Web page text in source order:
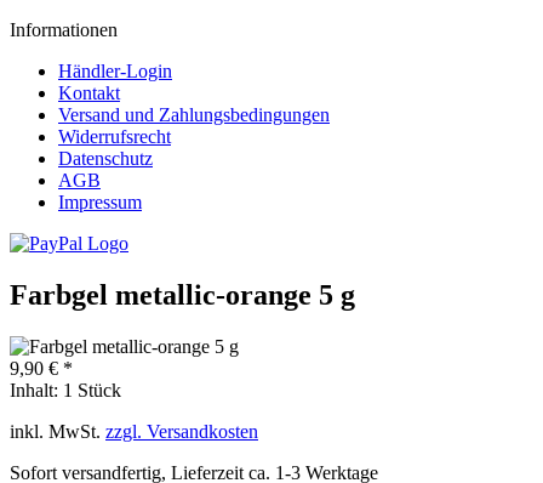
Informationen
Händler-Login
Kontakt
Versand und Zahlungsbedingungen
Widerrufsrecht
Datenschutz
AGB
Impressum
Farbgel metallic-orange 5 g
9,90 € *
Inhalt: 1 Stück
inkl. MwSt. zzgl. Versandkosten
Sofort versandfertig, Lieferzeit ca. 1-3 Werktage